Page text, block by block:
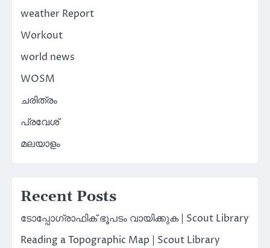
weather Report
Workout
world news
WOSM
ചരിത്രം
പ്രവേശ്
മലയാളം
Recent Posts
ടോപ്പോഗ്രാഫിക് ഭൂപടം വായിക്കുക | Scout Library
Reading a Topographic Map | Scout Library